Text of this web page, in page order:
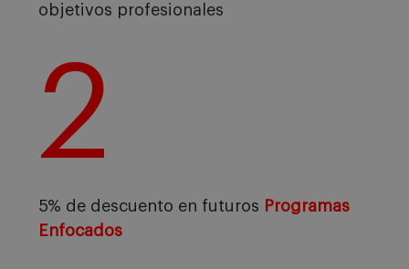
objetivos profesionales
2
5% de descuento en futuros Programas
Enfocados